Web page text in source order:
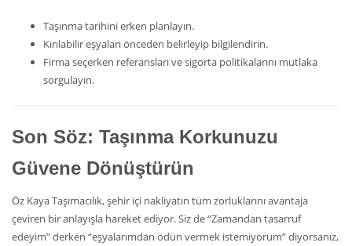
Taşınma tarihini erken planlayın.
Kırılabilir eşyaları önceden belirleyip bilgilendirin.
Firma seçerken referansları ve sigorta politikalarını mutlaka
sorgulayın.
Son Söz: Taşınma Korkunuzu
Güvene Dönüştürün
Öz Kaya Taşımacılık, şehir içi nakliyatın tüm zorluklarını avantaja
çeviren bir anlayışla hareket ediyor. Siz de “Zamandan tasarruf
edeyim” derken “eşyalarımdan ödün vermek istemiyorum” diyorsanız,